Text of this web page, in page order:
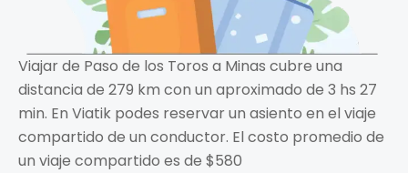
Viajar de Paso de los Toros a Minas cubre una
distancia de 279 km con un aproximado de 3 hs 27
min. En Viatik podes reservar un asiento en el viaje
compartido de un conductor. El costo promedio de
un viaje compartido es de $580